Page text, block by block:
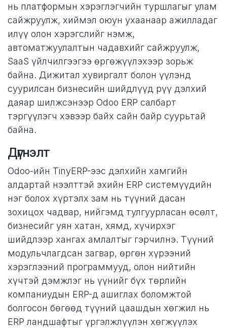
нь платформын хэрэглэгчийн туршлагыг улам
сайжруулж, хиймэл оюун ухаанаар ажилладаг
илүү олон хэрэгслийг нэмж,
автоматжуулалтын чадавхийг сайжруулж,
SaaS үйлчилгээгээ өргөжүүлэхээр зорьж
байна. Дижитал хувиргалт болон үүлэнд
суурилсан бизнесийн шийдлүүд рүү дэлхий
даяар шилжсэнээр Odoo ERP салбарт
тэргүүлэгч хэвээр байх сайн байр суурьтай
байна.
Дүгнэлт
Odoo-ийн TinyERP-ээс дэлхийн хамгийн
алдартай нээлттэй эхийн ERP системүүдийн
нэг болох хүртэлх зам нь түүний дасан
зохицох чадвар, нийгэмд тулгуурласан өсөлт,
бизнесийг уян хатан, хямд, хүчирхэг
шийдлээр хангах амлалтыг гэрчилнэ. Түүний
модульчлагдсан загвар, өргөн хүрээний
хэрэглээний программууд, олон нийтийн
хүчтэй дэмжлэг нь үүнийг бүх төрлийн
компаниудын ERP-д ашиглах боломжтой
болгосон бөгөөд түүний цаашдын хөгжил нь
ERP ландшафтыг үргэлжлүүлэн хөгжүүлэх